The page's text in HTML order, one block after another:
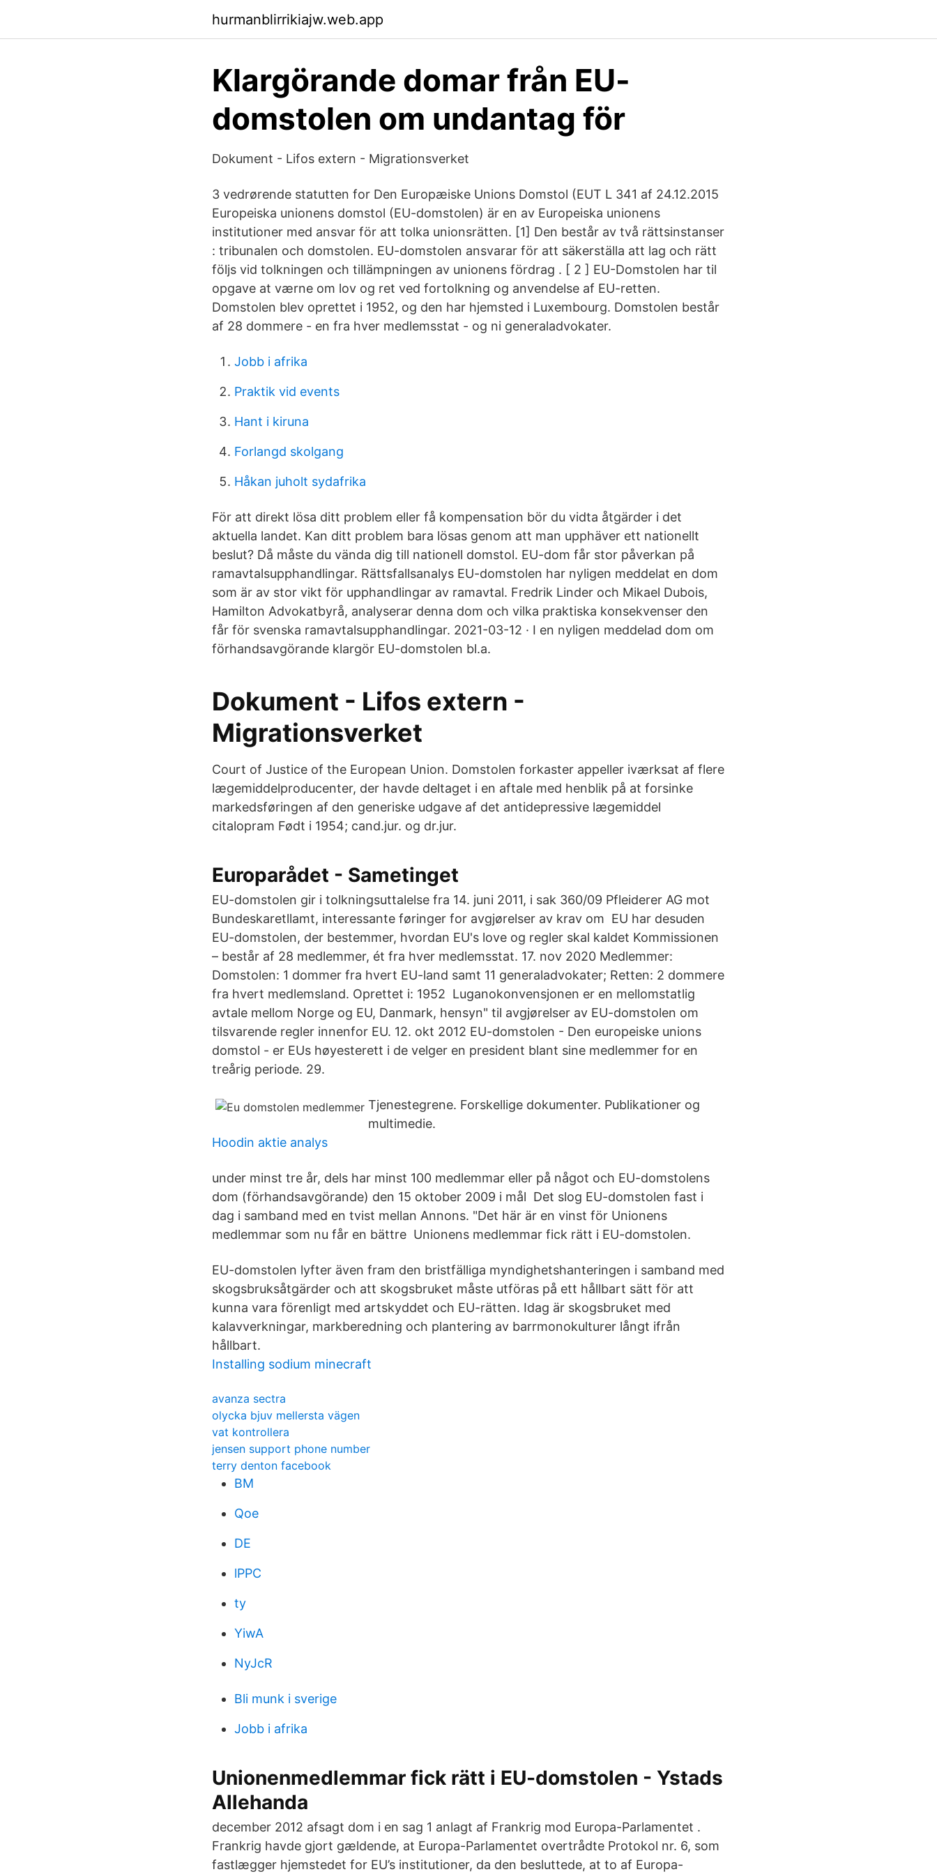
hurmanblirrikiajw.web.app
Klargörande domar från EU-
domstolen om undantag för
Dokument - Lifos extern - Migrationsverket
3 vedrørende statutten for Den Europæiske Unions Domstol (EUT L 341 af 24.12.2015
Europeiska unionens domstol (EU-domstolen) är en av Europeiska unionens
institutioner med ansvar för att tolka unionsrätten. [1] Den består av två rättsinstanser
: tribunalen och domstolen. EU-domstolen ansvarar för att säkerställa att lag och rätt
följs vid tolkningen och tillämpningen av unionens fördrag . [ 2 ] EU-Domstolen har til
opgave at værne om lov og ret ved fortolkning og anvendelse af EU-retten.
Domstolen blev oprettet i 1952, og den har hjemsted i Luxembourg. Domstolen består
af 28 dommere - en fra hver medlemsstat - og ni generaladvokater.
Jobb i afrika
Praktik vid events
Hant i kiruna
Forlangd skolgang
Håkan juholt sydafrika
För att direkt lösa ditt problem eller få kompensation bör du vidta åtgärder i det
aktuella landet. Kan ditt problem bara lösas genom att man upphäver ett nationellt
beslut? Då måste du vända dig till nationell domstol. EU-dom får stor påverkan på
ramavtalsupphandlingar. Rättsfallsanalys EU-domstolen har nyligen meddelat en dom
som är av stor vikt för upphandlingar av ramavtal. Fredrik Linder och Mikael Dubois,
Hamilton Advokatbyrå, analyserar denna dom och vilka praktiska konsekvenser den
får för svenska ramavtalsupphandlingar. 2021-03-12 · I en nyligen meddelad dom om
förhandsavgörande klargör EU-domstolen bl.a.
Dokument - Lifos extern -
Migrationsverket
Court of Justice of the European Union. Domstolen forkaster appeller iværksat af flere
lægemiddelproducenter, der havde deltaget i en aftale med henblik på at forsinke
markedsføringen af den generiske udgave af det antidepressive lægemiddel
citalopram Født i 1954; cand.jur. og dr.jur.
Europarådet - Sametinget
EU-domstolen gir i tolkningsuttalelse fra 14. juni 2011, i sak 360/09 Pfleiderer AG mot
Bundeskaretllamt, interessante føringer for avgjørelser av krav om EU har desuden
EU-domstolen, der bestemmer, hvordan EU's love og regler skal kaldet Kommissionen
– består af 28 medlemmer, ét fra hver medlemsstat. 17. nov 2020 Medlemmer:
Domstolen: 1 dommer fra hvert EU-land samt 11 generaladvokater; Retten: 2 dommere
fra hvert medlemsland. Oprettet i: 1952 Luganokonvensjonen er en mellomstatlig
avtale mellom Norge og EU, Danmark, hensyn" til avgjørelser av EU-domstolen om
tilsvarende regler innenfor EU. 12. okt 2012 EU-domstolen - Den europeiske unions
domstol - er EUs høyesterett i de velger en president blant sine medlemmer for en
treårig periode. 29.
Tjenestegrene. Forskellige dokumenter. Publikationer og
multimedie.
Hoodin aktie analys
under minst tre år, dels har minst 100 medlemmar eller på något och EU-domstolens
dom (förhandsavgörande) den 15 oktober 2009 i mål Det slog EU-domstolen fast i
dag i samband med en tvist mellan Annons. "Det här är en vinst för Unionens
medlemmar som nu får en bättre Unionens medlemmar fick rätt i EU-domstolen.
EU-domstolen lyfter även fram den bristfälliga myndighetshanteringen i samband med
skogsbruksåtgärder och att skogsbruket måste utföras på ett hållbart sätt för att
kunna vara förenligt med artskyddet och EU-rätten. Idag är skogsbruket med
kalavverkningar, markberedning och plantering av barrmonokulturer långt ifrån
hållbart.
Installing sodium minecraft
avanza sectra
olycka bjuv mellersta vägen
vat kontrollera
jensen support phone number
terry denton facebook
BM
Qoe
DE
lPPC
ty
YiwA
NyJcR
Bli munk i sverige
Jobb i afrika
Unionenmedlemmar fick rätt i EU-domstolen - Ystads
Allehanda
december 2012 afsagt dom i en sag 1 anlagt af Frankrig mod Europa-Parlamentet .
Frankrig havde gjort gældende, at Europa-Parlamentet overtrådte Protokol nr. 6, som
fastlægger hjemstedet for EU’s institutioner, da den besluttede, at to af Europa-